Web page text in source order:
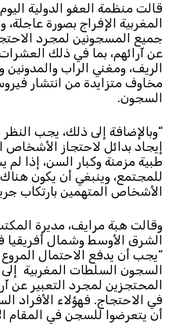
قالت منظمة العفو الدولية
المغربية الإفراج بصورة
جميع المسجونين لمجرد
عن آرائهم، بما في ذلك
الريف، ومغني الراب
السجون.
“وبالإضافة إلى ذلك، يجب النظر
إيجاد بدائل لاحتجاز
طبية مزمنة وكبار السن، إذا لم
للمجتمع، وينبغي أن يكون
الأشخاص المتهمين بارتكاب
وقالت هبة مرايف، مديرة
الشرق الأوسط وشمال أفريقيا
“يجب أن يدفع الاحتمال
السجون السلطات المغربية
المحتجزين لمجرد التعبير عن
في الاحتجاج. فهؤلاء الأفراد
أن يتعرضوا للسجن في المقام